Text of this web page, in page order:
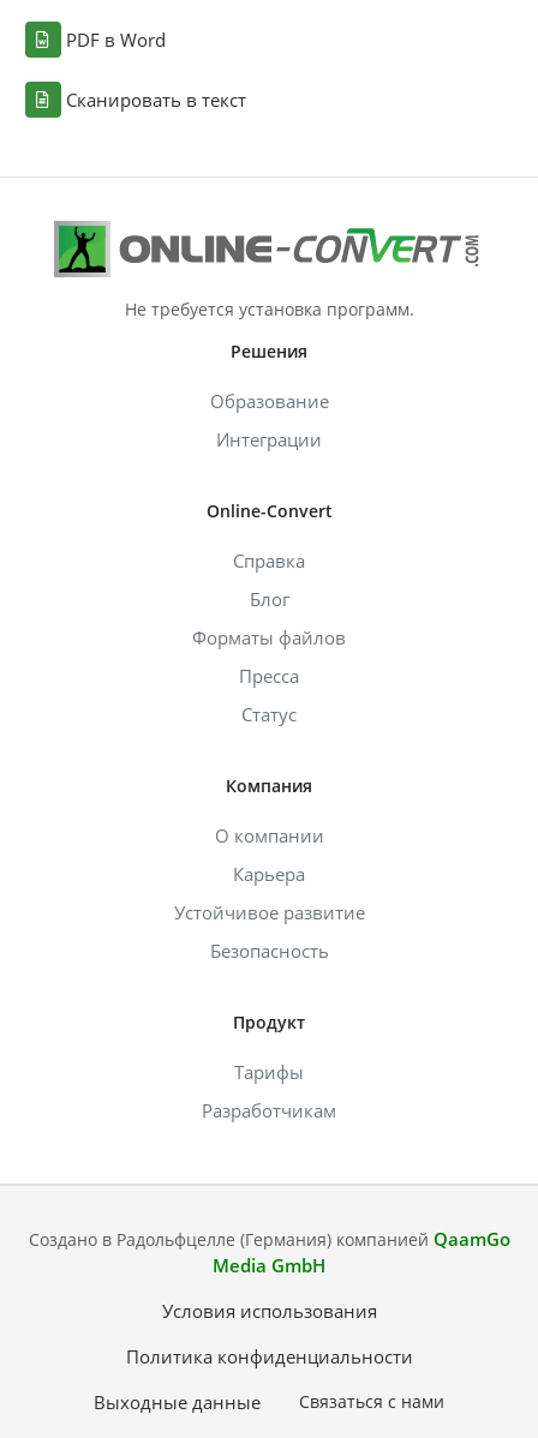
PDF в Word
Сканировать в текст
Не требуется установка программ.
Решения
Образование
Интеграции
Online-Convert
Справка
Блог
Форматы файлов
Пресса
Статус
Компания
О компании
Карьера
Устойчивое развитие
Безопасность
Продукт
Тарифы
Разработчикам
Создано в Радольфцелле (Германия) компанией QaamGo
Media GmbH
Условия использования
Политика конфиденциальности
Выходные данные
Связаться с нами